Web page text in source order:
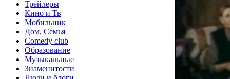
Трейлеры
Кино и Тв
Мобильник
Дом, Семья
Comedy club
Образование
Музыкальные
Знаменитости